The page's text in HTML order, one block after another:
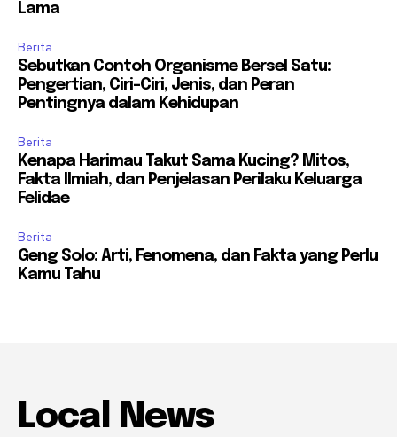
Lama
Berita
Sebutkan Contoh Organisme Bersel Satu:
Pengertian, Ciri-Ciri, Jenis, dan Peran
Pentingnya dalam Kehidupan
Berita
Kenapa Harimau Takut Sama Kucing? Mitos,
Fakta Ilmiah, dan Penjelasan Perilaku Keluarga
Felidae
Berita
Geng Solo: Arti, Fenomena, dan Fakta yang Perlu
Kamu Tahu
Local News